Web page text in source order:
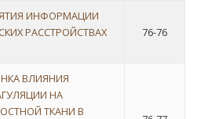
ИНФОРМАЦИИ
РАССТРОЙСТВАХ
76-76
ВЛИЯНИЯ
НА
ТКАНИ В